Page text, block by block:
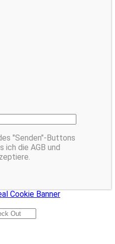
"Senden"-Buttons
ich die AGB und
Cookie Banner